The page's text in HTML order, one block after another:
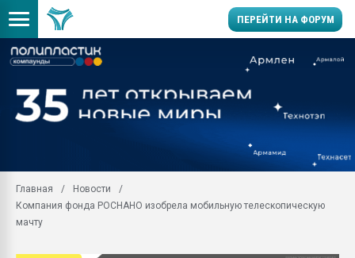
ПЕРЕЙТИ НА ФОРУМ
производство SPC
заводу пластмасс"
Главная
Новости
Компания фонда РОСНАНО изобрела мобильную телескопическую
мачту